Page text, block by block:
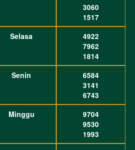
3060
1517
Selasa
4922
7962
1814
Senin
6584
3141
6743
Minggu
9704
9530
1993